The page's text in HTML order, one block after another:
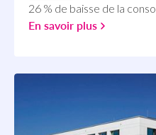
26 % de baisse de la
En savoir plus